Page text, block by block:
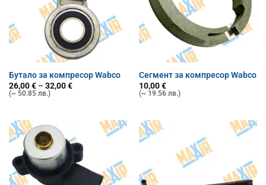
Бутало за компресор Wabco
26,00€ – 32,00€Price
(~ 50.85 лв.)
Сегмент за компресор Wabco
10,00€
(~ 19.56 лв.)